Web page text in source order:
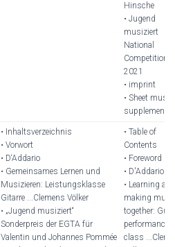
Hinsche
• Jugend
musiziert
National
Competition
2021
• imprint
• Sheet music
supplement
• Inhaltsverzeichnis
• Vorwort
• D‘Addario
• Gemeinsames Lernen und
Musizieren: Leistungsklasse
Gitarre ...Clemens Völker
• „Jugend musiziert“
Sonderpreis der EGTA für
Valentin und Johannes Pommée
• Table of
Contents
• Foreword
• D'Addario
• Learning and
making
together:
performance
class